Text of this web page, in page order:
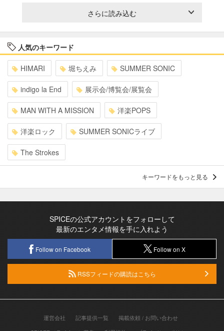
さらに読み込む
人気のキーワード
HIMARI 堀ちえみ SUMMER SONIC
indigo la End 展示会/博覧会/展覧会
MAN WITH A MISSION 洋楽POPS
洋楽ロック SUMMER SONICライブ
The Strokes
キーワードをもっと見る
SPICEの公式アカウントをフォローして
最新のエンタメ情報を手に入れよう
Follow on Facebook Follow on X
RSSフィードの購読はこちら
運営会社 記事提供一覧
掲載依頼 / お問い合わせ